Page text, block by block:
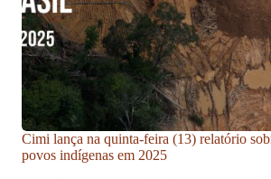
Cimi lança na quinta-feira (13) relatório
povos indígenas em 2025